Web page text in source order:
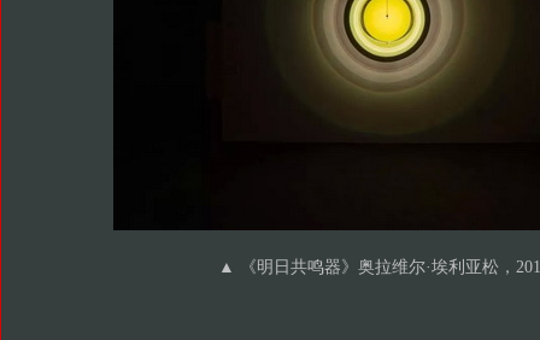
▲ 《明日共鸣器》奥拉维尔·埃利亚松，